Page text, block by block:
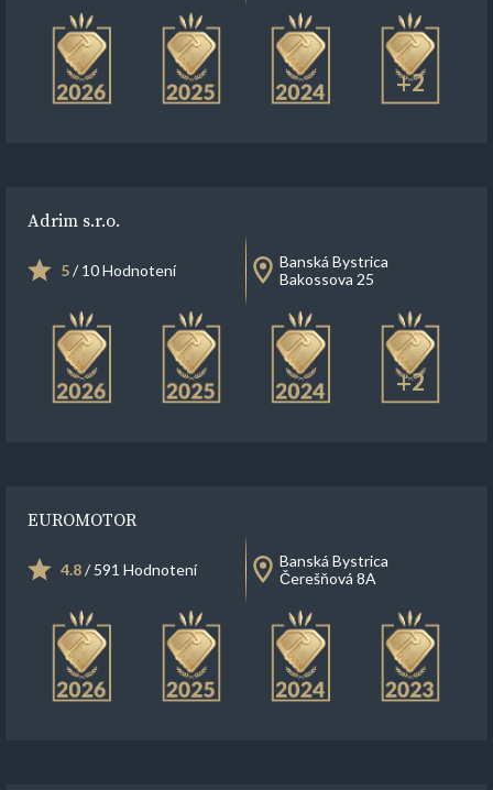
+2
Adrim s.r.o.
5/ 10 Hodnotení
Banská Bystrica
Bakossova 25
+2
EUROMOTOR
4.8/ 591 Hodnotení
Banská Bystrica
Čerešňová 8A